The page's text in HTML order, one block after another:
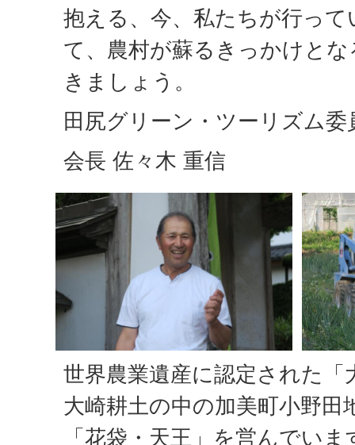
抱える、今、私たちが行っ
て、農村が蘇るきっかけと
きましょう。
田尻グリーン・ツーリズム委
会長 佐々木 重信
世界農業遺産に認定された「
大崎耕土の中の加美町小野田
「花袋・天王」を営んでい